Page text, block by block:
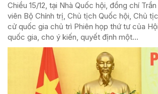
Chiều 15/12, tại Nhà Quốc hội, đồng chí
viên Bộ Chính trị, Chủ tịch Quốc hội, Chủ
cử quốc gia chủ trì Phiên họp thứ tư của
quốc gia, cho ý kiến, quyết định một...